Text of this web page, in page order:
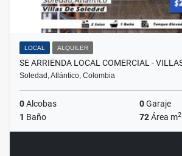
LOCAL ALQUILER
SE ARRIENDA LOCAL COMERCIAL -
Soledad, Atlántico, Colombia
0Alcobas 0Garaje
1 Baño 72Área m2